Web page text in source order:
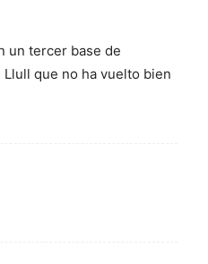
un tercer base de
que no ha vuelto bien